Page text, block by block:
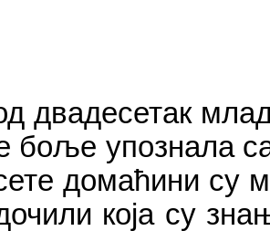
двадесетак
боље упознала
домаћини су
која су